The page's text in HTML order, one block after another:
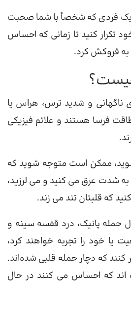
یک فردی که شخصاً با شما صحبت
تکرار کنید تا زمانی که احساس
به فروکش کرد.
ناگهانی و شدید ترس، هراس یا
فرسا هستند و علائم فیزیکی
ممکن است متوجه شوید که
شدت عرق می کنید و می لرزید،
که قلبتان تند می زند.
حمله پانیک، درد قفسه سینه و
یا خود را تجربه خواهند کرد،
کنند که دچار حمله قلبی شده‌اند.
اند که احساس می کنند در حال